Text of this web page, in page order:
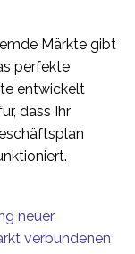
Märkte gibt
perfekte
entwickelt
dass Ihr
neuer
verbundenen